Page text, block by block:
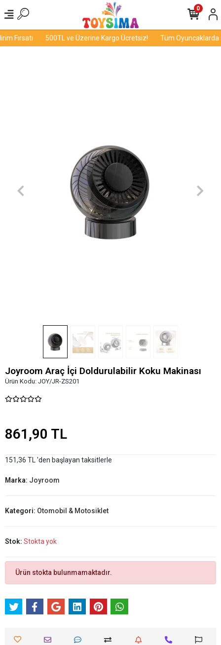
Fırsatı 500TL ve Üzerine Kargo Ücretsiz! Tüm Oyuncaklarda
0
Joyroom Araç İçi Doldurulabilir Koku Makinası
Ürün Kodu: JOY/JR-ZS201
861,90 TL
151,36 TL 'den başlayan taksitlerle
Marka: Joyroom
Kategori: Otomobil & Motosiklet
Stok: Stokta yok
Ürün stokta bulunmamaktadır.